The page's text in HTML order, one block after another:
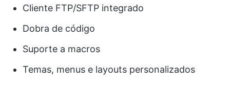
Cliente FTP/SFTP integrado
Dobra de código
Suporte a macros
Temas, menus e layouts personalizados